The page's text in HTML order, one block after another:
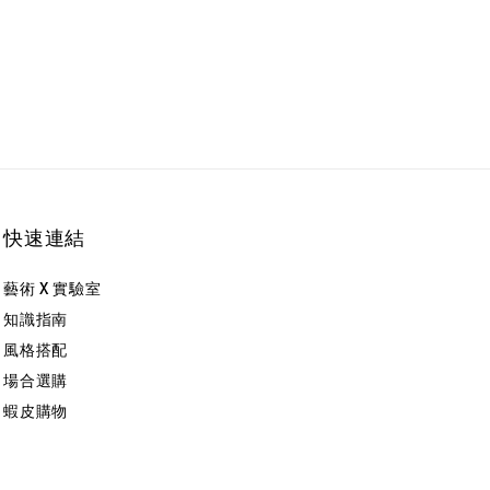
快速連結
藝術 X 實驗室
知識指南
風格搭配
場合選購
蝦皮購物